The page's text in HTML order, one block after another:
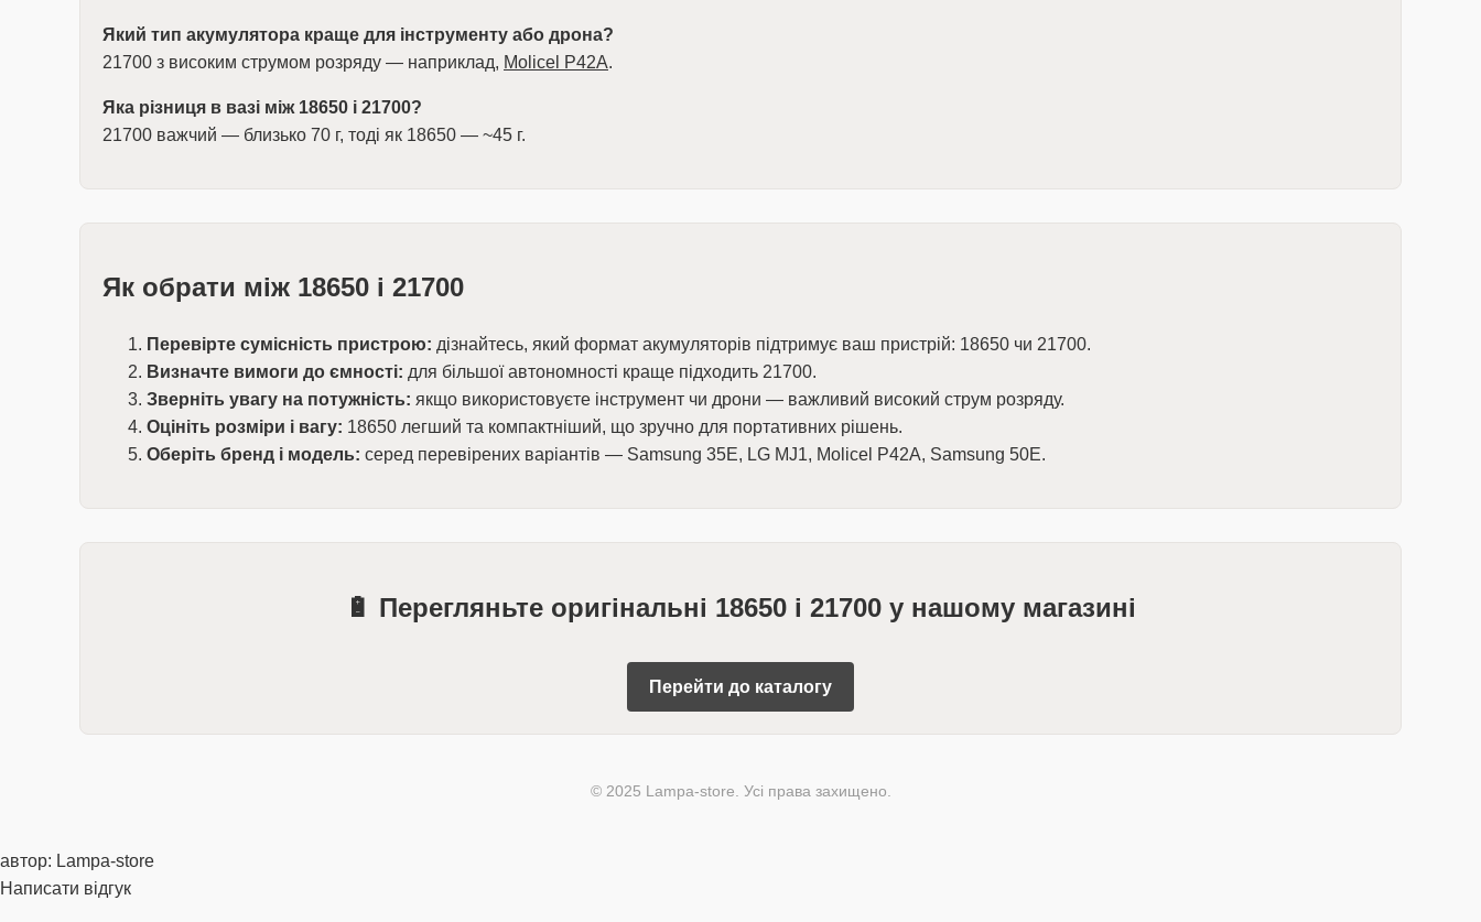
Який тип акумулятора краще для інструменту або дрона?
21700 з високим струмом розряду — наприклад, Molicel P42A.
Яка різниця в вазі між 18650 і 21700?
21700 важчий — близько 70 г, тоді як 18650 — ~45 г.
Як обрати між 18650 і 21700
Перевірте сумісність пристрою: дізнайтесь, який формат акумуляторів підтримує ваш пристрій: 18650 чи 21700.
Визначте вимоги до ємності: для більшої автономності краще підходить 21700.
Зверніть увагу на потужність: якщо використовуєте інструмент чи дрони — важливий високий струм розряду.
Оцініть розміри і вагу: 18650 легший та компактніший, що зручно для портативних рішень.
Оберіть бренд і модель: серед перевірених варіантів — Samsung 35E, LG MJ1, Molicel P42A, Samsung 50E.
🔋 Перегляньте оригінальні 18650 і 21700 у нашому магазині
Перейти до каталогу
© 2025 Lampa-store. Усі права захищено.
автор: Lampa-store
Написати відгук